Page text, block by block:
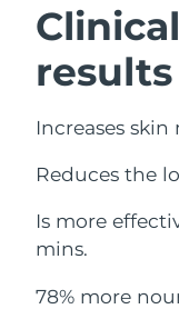
results
Increases skin
Reduces the
Is more
mins.
78% more
摩納哥
荷蘭